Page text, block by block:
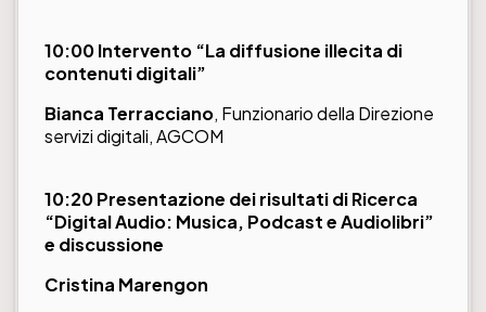
10:00 Intervento “La diffusione illecita di
contenuti digitali”
Bianca Terracciano, Funzionario della Direzione
servizi digitali, AGCOM
10:20 Presentazione dei risultati di Ricerca
“Digital Audio: Musica, Podcast e Audiolibri”
e discussione
Cristina Marengon